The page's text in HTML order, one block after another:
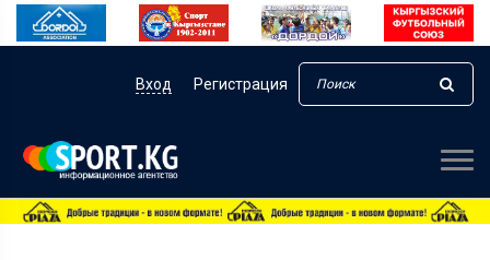
Вход Регистрация